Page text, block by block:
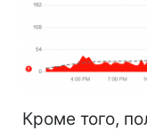
Кроме того,